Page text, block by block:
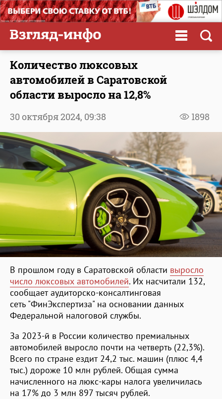
Количество люксовых
автомобилей в Саратовской
области выросло на 12,8%
1898
30 октября 2024, 09:38
В прошлом году в Саратовской области выросло
число люксовых автомобилей. Их насчитали 132,
сообщает аудиторско-консалтинговая
сеть "ФинЭкспертиза" на основании данных
Федеральной налоговой службы.
За 2023-й в России количество премиальных
автомобилей выросло почти на четверть (22,3%).
Всего по стране ездит 24,2 тыс. машин (плюс 4,4
тыс.) дороже 10 млн рублей. Общая сумма
начисленного на люкс-кары налога увеличилась
на 17% до 3 млн 897 тысяч рублей.